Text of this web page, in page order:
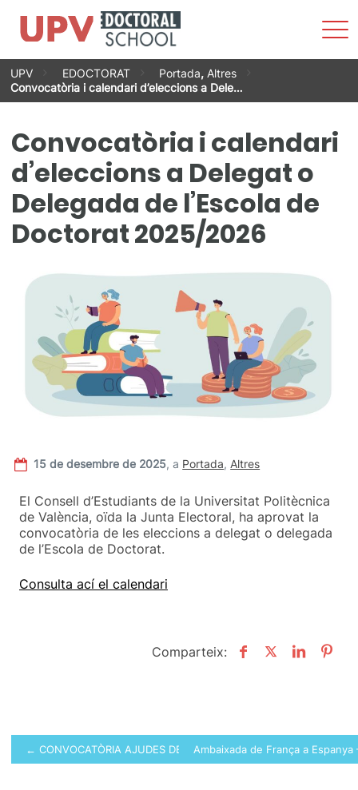
Vés
contingut
UPV EDOCTORAT Portada, Altres
Convocatòria i calendari d’eleccions a Dele…
Convocatòria i calendari
d’eleccions a Delegat o
Delegada de l’Escola de
Doctorat 2025/2026
15 de desembre de 2025,a Portada, Altres
El Consell d’Estudiants de la Universitat Politècnica
de València, oïda la Junta Electoral, ha aprovat la
convocatòria de les eleccions a delegat o delegada
de l’Escola de Doctorat.
Consulta ací el calendari
Comparteix:
Navegació
d'entrades
← CONVOCATÒRIA AJUDES DE MOBILITAT PER A ESTUDIANTS
Ambaixada de França a